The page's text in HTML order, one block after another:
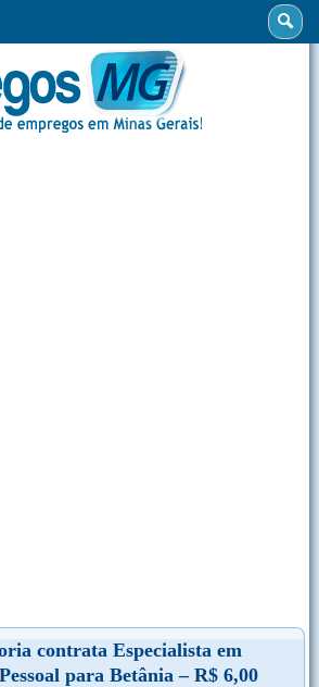
contrata Especialista em
para Betânia – R$ 6,00